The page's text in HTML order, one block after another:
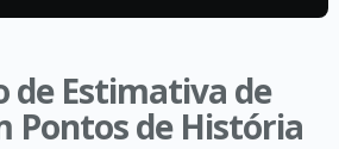
de Estimativa de
Pontos de História